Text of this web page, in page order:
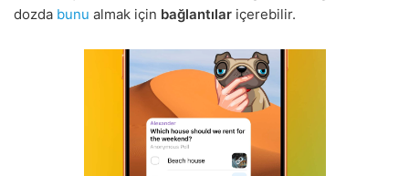
dozda bunu almak için bağlantılar içerebilir.